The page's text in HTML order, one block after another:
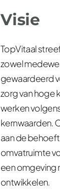
Visie
TopVitaal
zowel
gewaardeerd
zorg van hoge
werken
kernwaarden.
aan de
omvatruimte
een omgeving
ontwikkelen.